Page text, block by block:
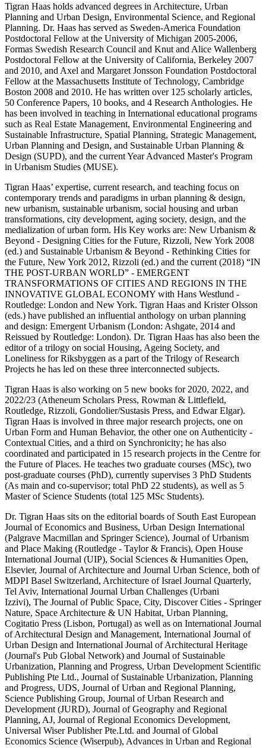
Tigran Haas holds advanced degrees in Architecture, Urban
Planning and Urban Design, Environmental Science, and Regional
Planning. Dr. Haas has served as Sweden-America Foundation
Postdoctoral Fellow at the University of Michigan 2005-2006,
Formas Swedish Research Council and Knut and Alice Wallenberg
Postdoctoral Fellow at the University of California, Berkeley 2007
and 2010, and Axel and Margaret Jonsson Foundation Postdoctoral
Fellow at the Massachusetts Institute of Technology, Cambridge
Boston 2008 and 2010. He has written over 125 scholarly articles,
50 Conference Papers, 10 books, and 4 Research Anthologies. He
has been involved in teaching in International educational programs
such as Real Estate Management, Environmental Engineering and
Sustainable Infrastructure, Spatial Planning, Strategic Management,
Urban Planning and Design, and Sustainable Urban Planning &
Design (SUPD), and the current Year Advanced Master's Program
in Urbanism Studies (MUSE).
Tigran Haas’ expertise, current research, and teaching focus on
contemporary trends and paradigms in urban planning & design,
new urbanism, sustainable urbanism, social housing and urban
transformations, city development, aging society, design, and the
medialization of urban form. His Key works are: New Urbanism &
Beyond - Designing Cities for the Future, Rizzoli, New York 2008
(ed.) and Sustainable Urbanism & Beyond - Rethinking Cities for
the Future, New York 2012, Rizzoli (ed.) and the current (2018) “IN
THE POST-URBAN WORLD” - EMERGENT
TRANSFORMATIONS OF CITIES AND REGIONS IN THE
INNOVATIVE GLOBAL ECONOMY with Hans Westlund -
Routledge: London and New York. Tigran Haas and Krister Olsson
(eds.) have published an influential anthology on urban planning
and design: Emergent Urbanism (London: Ashgate, 2014 and
Reissued by Routledge: London). Dr. Tigran Haas has also been the
editor of a trilogy on social Housing, Ageing Society, and
Loneliness for Riksbyggen as a part of the Trilogy of Research
Projects he has led on these three interconnected subjects.
Tigran Haas is also working on 5 new books for 2020, 2022, and
2022/23 (Atheneum Scholars Press, Rowman & Littlefield,
Routledge, Rizzoli, Gondolier/Sustasis Press, and Edwar Elgar).
Tigran Haas is involved in three major research projects, one on
Urban Form and Human Behavior, the other one on Authenticity -
Contextual Cities, and a third on Synchronicity; he has also
coordinated and participated in 15 research projects in the Centre for
the Future of Places. He teaches two graduate courses (MSc), two
post-graduate courses (PhD), currently supervises 3 PhD Students
(As main and co-supervisor; total PhD 22 students), as well as 5
Master of Science Students (total 125 MSc Students).
Dr. Tigran Haas sits on the editorial boards of South East European
Journal of Economics and Business, Urban Design International
(Palgrave Macmillan and Springer Science), Journal of Urbanism
and Place Making (Routledge - Taylor & Francis), Open House
International Journal (UIP), Social Sciences & Humanities Open,
Elsevier, Journal of Architecture and Journal Urban Science, both of
MDPI Basel Switzerland, Architecture of Israel Journal Quarterly,
Tel Aviv, International Journal Urban Challenges (Urbani
Izzivi), The Journal of Public Space, City, Discover Cities - Springer
Nature, Space Architecture & UN Habitat, Urban Planning,
Cogitatio Press (Lisbon, Portugal) as well as on International Journal
of Architectural Design and Management, International Journal of
Urban Design and International Journal of Architectural Heritage
(Journal's Pub Global Network) and Journal of Sustainable
Urbanization, Planning and Progress, Urban Development Scientific
Publishing Pte Ltd., Journal of Sustainable Urbanization, Planning
and Progress, UDS, Journal of Urban and Regional Planning,
Science Publishing Group, Journal of Urban Research and
Development (JURD), Journal of Geography and Regional
Planning, AJ, Journal of Regional Economics Development,
Universal Wiser Publisher Pte.Ltd. and Journal of Global
Economics Science (Wiserpub), Advances in Urban and Regional